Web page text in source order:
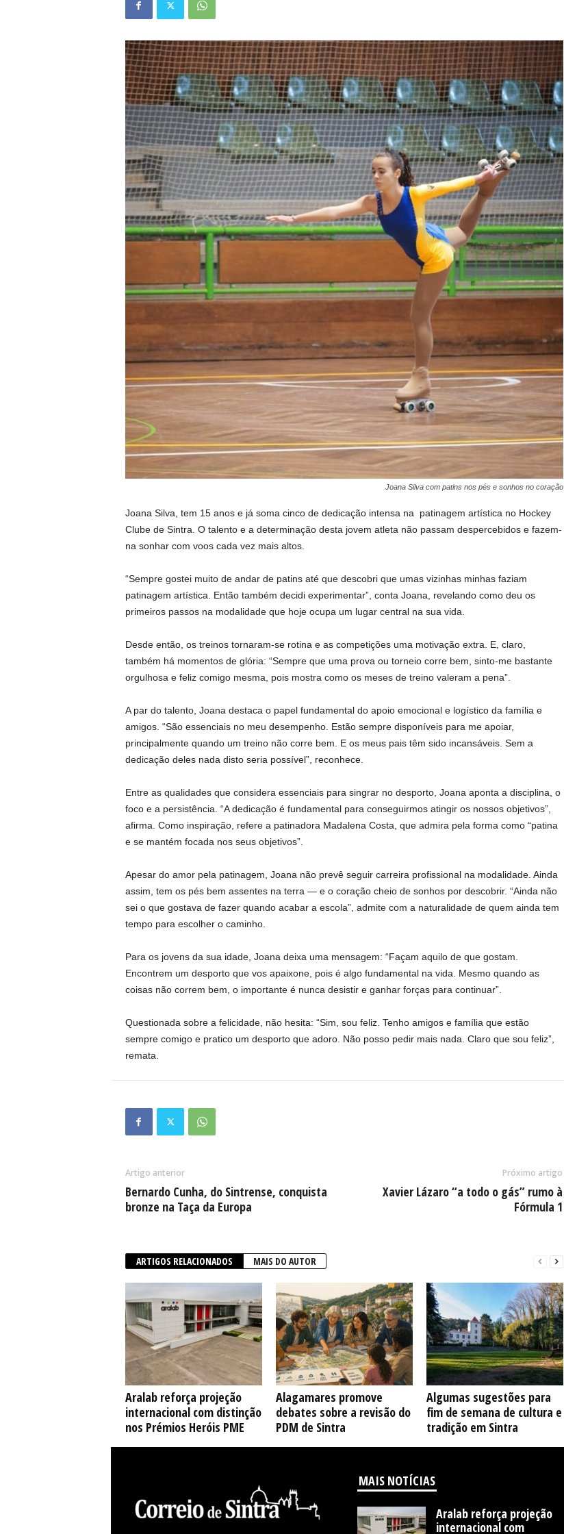
Joana Silva com patins nos pés e sonhos no coração
Joana Silva, tem 15 anos e já soma cinco de dedicação intensa na patinagem artística no Hockey
Clube de Sintra. O talento e a determinação desta jovem atleta não passam despercebidos e fazem-
na sonhar com voos cada vez mais altos.
“Sempre gostei muito de andar de patins até que descobri que umas vizinhas minhas faziam
patinagem artística. Então também decidi experimentar”, conta Joana, revelando como deu os
primeiros passos na modalidade que hoje ocupa um lugar central na sua vida.
Desde então, os treinos tornaram-se rotina e as competições uma motivação extra. E, claro,
também há momentos de glória: “Sempre que uma prova ou torneio corre bem, sinto-me bastante
orgulhosa e feliz comigo mesma, pois mostra como os meses de treino valeram a pena”.
A par do talento, Joana destaca o papel fundamental do apoio emocional e logístico da família e
amigos. “São essenciais no meu desempenho. Estão sempre disponíveis para me apoiar,
principalmente quando um treino não corre bem. E os meus pais têm sido incansáveis. Sem a
dedicação deles nada disto seria possível”, reconhece.
Entre as qualidades que considera essenciais para singrar no desporto, Joana aponta a disciplina, o
foco e a persistência. “A dedicação é fundamental para conseguirmos atingir os nossos objetivos”,
afirma. Como inspiração, refere a patinadora Madalena Costa, que admira pela forma como “patina
e se mantém focada nos seus objetivos”.
Apesar do amor pela patinagem, Joana não prevê seguir carreira profissional na modalidade. Ainda
assim, tem os pés bem assentes na terra — e o coração cheio de sonhos por descobrir. “Ainda não
sei o que gostava de fazer quando acabar a escola”, admite com a naturalidade de quem ainda tem
tempo para escolher o caminho.
Para os jovens da sua idade, Joana deixa uma mensagem: “Façam aquilo de que gostam.
Encontrem um desporto que vos apaixone, pois é algo fundamental na vida. Mesmo quando as
coisas não correm bem, o importante é nunca desistir e ganhar forças para continuar”.
Questionada sobre a felicidade, não hesita: “Sim, sou feliz. Tenho amigos e família que estão
sempre comigo e pratico um desporto que adoro. Não posso pedir mais nada. Claro que sou feliz”,
remata.
Artigo anterior
Bernardo Cunha, do Sintrense, conquista
bronze na Taça da Europa
Próximo artigo
Xavier Lázaro “a todo o gás” rumo à
Fórmula 1
ARTIGOS RELACIONADOS MAIS DO AUTOR
Aralab reforça projeção
internacional com distinção
nos Prémios Heróis PME
Alagamares promove
debates sobre a revisão do
PDM de Sintra
Algumas sugestões para
fim de semana de cultura e
tradição em Sintra
MAIS NOTÍCIAS
Aralab reforça projeção
internacional com